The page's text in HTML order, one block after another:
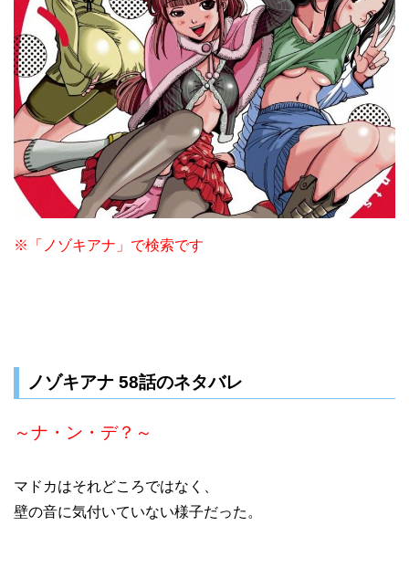
※「ノゾキアナ」で検索です
ノゾキアナ 58話のネタバレ
～ナ・ン・デ？～
マドカはそれどころではなく、
壁の音に気付いていない様子だった。